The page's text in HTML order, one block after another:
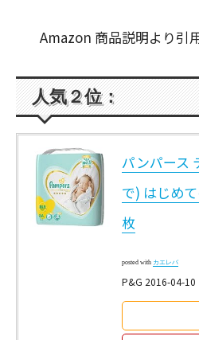
Amazon 商品説明より引
人気２位：
パンパース
で) はじめ
枚
posted with カエレバ
P&G 2016-04-10